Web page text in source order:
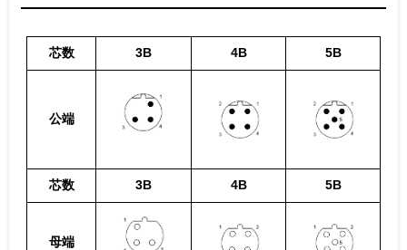
芯数 3B 4B 5B
公端
芯数 3B 4B 5B
母端